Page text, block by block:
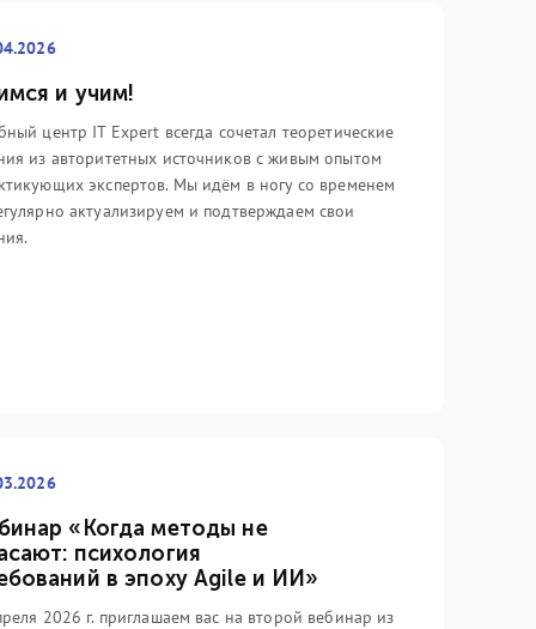
так и называется – «ITIL
и учим!
центр IT Expert всегда сочетал теоретические
из авторитетных источников с живым опытом
экспертов. Мы идём в ногу со временем
актуализируем и подтверждаем свои
«Когда методы не
психология
в эпоху Agile и ИИ»
2026 г. приглашаем вас на второй вебинар из